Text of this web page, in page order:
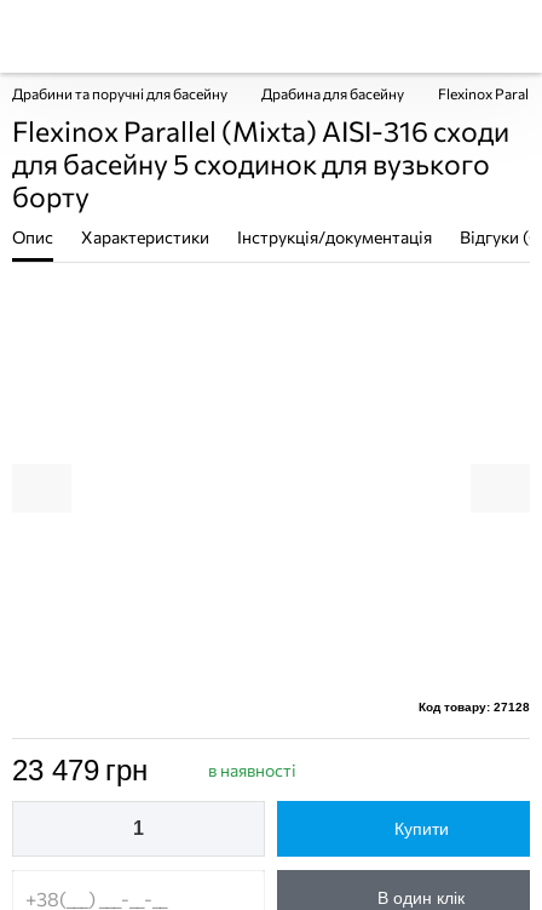
Драбини та поручні для басейну Драбина для басейну Flexinox
Flexinox Parallel (Mixta) AISI-316 сходи
для басейну 5 сходинок для вузького
борту
Опис Характеристики Інструкція/документація Відгуки
Код товару: 27128
23 479 грн в наявності
Купити
В один клік